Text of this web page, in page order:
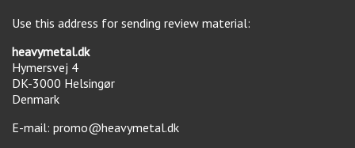
Use this address for sending review material:
heavymetal.dk
Hymersvej 4
DK-3000 Helsingør
Denmark
E-mail: promo@heavymetal.dk